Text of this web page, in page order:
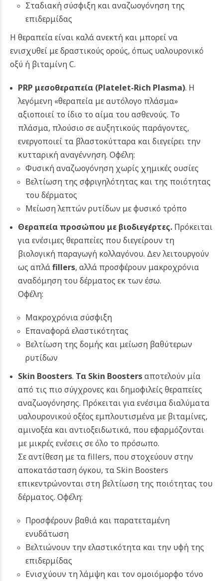
Σταδιακή σύσφιξη και αναζωογόνηση της
επιδερμίδας
Η θεραπεία είναι καλά ανεκτή και μπορεί να
ενισχυθεί με δραστικούς ορούς, όπως υαλουρονικό
οξύ ή βιταμίνη C.
PRP μεσοθεραπεία(Platelet-Rich Plasma). Η
λεγόμενη «θεραπεία με αυτόλογο πλάσμα»
αξιοποιεί το ίδιο το αίμα του ασθενούς. Το
πλάσμα, πλούσιο σε αυξητικούς παράγοντες,
ενεργοποιεί τα βλαστοκύτταρα και διεγείρει την
κυτταρική αναγέννηση. Οφέλη:
Φυσική αναζωογόνηση χωρίς χημικές ουσίες
Βελτίωση της σφριγηλότητας και της ποιότητας
του δέρματος
Μείωση λεπτών ρυτίδων με φυσικό τρόπο
Θεραπεία προσώπου με βιοδιεγέρτες.Πρόκειται
για ενέσιμες θεραπείες που διεγείρουν τη
βιολογική παραγωγή κολλαγόνου. Δεν λειτουργούν
ως απλάfillers, αλλά προσφέρουν μακροχρόνια
αναδόμηση του δέρματος εκ των έσω.
Οφέλη:
Μακροχρόνια σύσφιξη
Επαναφορά ελαστικότητας
Βελτίωση της δομής και μείωση βαθύτερων
ρυτίδων
Skin Boosters. Τα Skin Boostersαποτελούν μία
από τις πιο σύγχρονες και δημοφιλείς θεραπείες
αναζωογόνησης. Πρόκειται για ενέσιμα διαλύματα
υαλουρονικού οξέος εμπλουτισμένα με βιταμίνες,
αμινοξέα και αντιοξειδωτικά, που εφαρμόζονται
με μικρές ενέσεις σε όλο το πρόσωπο.
Σε αντίθεση με τα fillers, που στοχεύουν στην
αποκατάσταση όγκου, τα Skin Boosters
επικεντρώνονται στη βελτίωση της ποιότητας του
δέρματος. Οφέλη:
Προσφέρουν βαθιά και παρατεταμένη
ενυδάτωση
Βελτιώνουν την ελαστικότητα και την υφή της
επιδερμίδας
Ενισχύουν τη λάμψη και τον ομοιόμορφο τόνο